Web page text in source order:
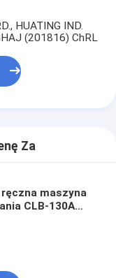
HUATING IND.
(201816) ChRL
Za
maszyna
CLB-130A